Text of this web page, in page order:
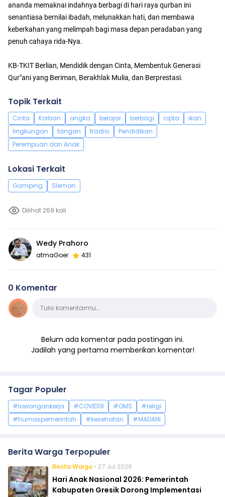
ananda memaknai indahnya berbagi di hari raya qurban ini
senantiasa bernilai ibadah, melunakkan hati, dan membawa
keberkahan yang melimpah bagi masa depan peradaban yang
penuh cahaya rida-Nya.
KB-TKIT Berlian, ​Mendidik dengan Cinta, Membentuk Generasi
Qur"ani yang Beriman, Berakhlak Mulia, dan Berprestasi.
Topik Terkait
Cinta Korban angka belajar berbagi cipta
ikan
lingkungan
tangan tradisi
Pendidikan
Perempuan dan Anak
Lokasi Terkait
Gamping Sleman
Dilihat 269 kali
Wedy Prahoro
atmaGoer 431
0 Komentar
KomentarTulis komentarmu…
Belum ada komentar pada postingan ini.
Jadilah yang pertama memberikan komentar!
Tagar Populer
#lowongankerja #COVID19 #OMS
#religi
#humaspemerintah
#kesehatan #MADANI
Berita Warga Terpopuler
Berita Warga • 27 Jul 2026
Hari Anak Nasional 2026: Pemerintah
Kabupaten Gresik Dorong Implementasi